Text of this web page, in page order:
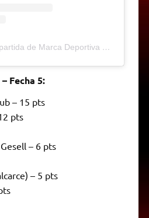
Una publicación compartida de Marca Deportiva Web-Radio (@marcadeportiva)
Fecha 5:
– 15 pts
pts
– 6 pts
– 5 pts